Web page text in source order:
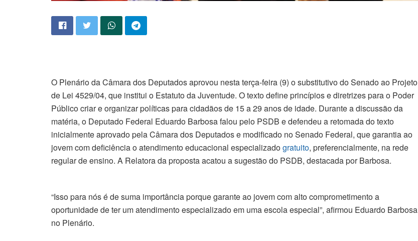
O Plenário da Câmara dos Deputados aprovou nesta terça-feira (9) o substitutivo do Senado ao Projeto
de Lei 4529/04, que institui o Estatuto da Juventude. O texto define princípios e diretrizes para o Poder
Público criar e organizar políticas para cidadãos de 15 a 29 anos de idade. Durante a discussão da
matéria, o Deputado Federal Eduardo Barbosa falou pelo PSDB e defendeu a retomada do texto
inicialmente aprovado pela Câmara dos Deputados e modificado no Senado Federal, que garantia ao
jovem com deficiência o atendimento educacional especializadogratuito, preferencialmente, na rede
regular de ensino. A Relatora da proposta acatou a sugestão do PSDB, destacada por Barbosa.
“Isso para nós é de suma importância porque garante ao jovem com alto comprometimento a
oportunidade de ter um atendimento especializado em uma escola especial”, afirmou Eduardo Barbosa
no Plenário.